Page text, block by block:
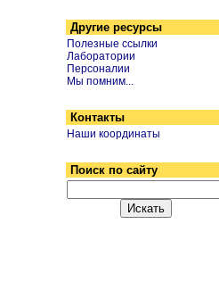
Другие ресурсы
Полезные ссылки
Лаборатории
Персоналии
Мы помним...
Контакты
Наши координаты
Поиск по сайту